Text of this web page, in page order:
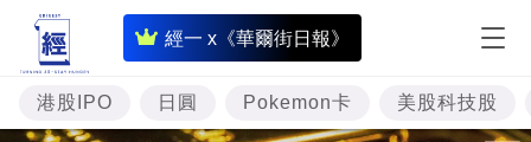
經一 x《華爾街日報》
即
時
財
經
港股IPO 日圓 Pokemon卡 美股科技股